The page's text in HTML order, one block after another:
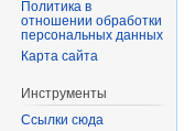
Политика в
отношении обработки
персональных данных
Карта сайта
Инструменты
Ссылки сюда